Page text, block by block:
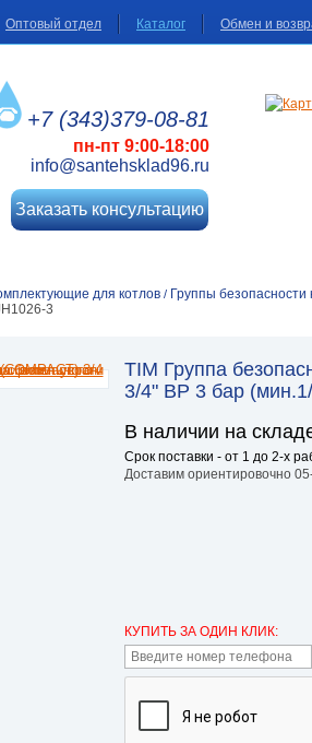
Оптовый отдел Каталог Обмен и
+7 (343)379-08-81
пн-пт 9:00-18:00
info@santehsklad96.ru
Заказать консультацию
для котлов / Группы безопасности
3
TIM Группа
3/4" ВР 3 бар
В наличии на
Срок поставки - от 1 до 2-х
Доставим ориентировочно
КУПИТЬ ЗА ОДИН КЛИК: